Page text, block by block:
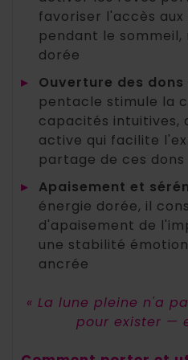
favoriser l'accès
pendant le sommeil,
dorée
▸
Ouverture des
pentacle stimule la
capacités intuitives,
active qui facilite
partage de ces dons
▸
Apaisement et
énergie dorée, il
d'apaisement de
une stabilité
ancrée
« La lune pleine n'a
pour exister —